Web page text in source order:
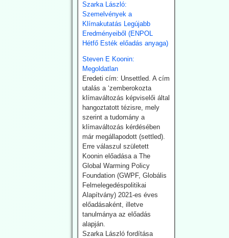
2026.07.28. EIKE:
Henrik Svensmark
nemzetközi hírű
légkörkutatót
elbocsátotta
egyeteme állásából
- feltehetően a
klímapánikkeltést
cáfoló eredményei
miatt.
A Dániai Műszaki Egyetem
(DTU) fölmondott
Svensmarknak.
Svensmark neve
összeforrott a kozmikus
sugárzás és
felhőképződés
kutatásával. Eredményei
nem támogatták minden
esetben az IPCC
Szarka László:
Szemelvények a
Klímakutatás Legújabb
Eredményeiből (ENPOL
Hétfő Esték előadás anyaga)
Steven E Koonin:
Megoldatlan
Eredeti cím: Unsettled. A cím
utalás a ‘zemberokozta
klímaváltozás képviselői által
hangoztatott tézisre, mely
szerint a tudomány a
klímaváltozás kérdésében
már megállapodott (settled).
Erre válaszul született
Koonin előadása a The
Global Warming Policy
Foundation (GWPF, Globális
Felmelegedéspolitikai
Alapítvány) 2021-es éves
előadásaként, illetve
tanulmánya az előadás
alapján.
Szarka László fordítása